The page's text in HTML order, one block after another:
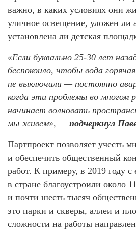
важно, в каких условиях они
уличное освещение, уложен ли
установлена ли детская
«Если буквально 25-30 лет
беспокоило, чтобы вода
не выключали — постоянно
когда эти проблемы во многом
начинает волновать
мы живем», — подчеркнул
Партпроект позволяет учесть
и обеспечить общественный
работ. К примеру, в 2019 году
в стране благоустроили около
и почти шесть тысяч
это парки и скверы, аллеи и
сложности на работы